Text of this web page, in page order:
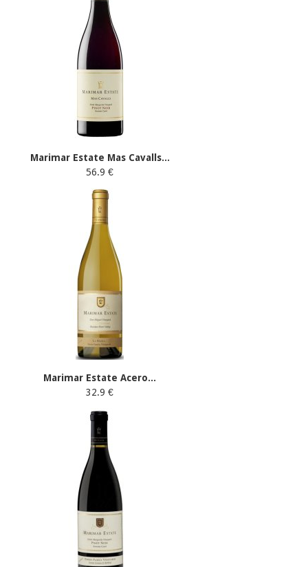
Marimar Estate Mas Cavalls...
56.9 €
Marimar Estate Acero...
32.9 €